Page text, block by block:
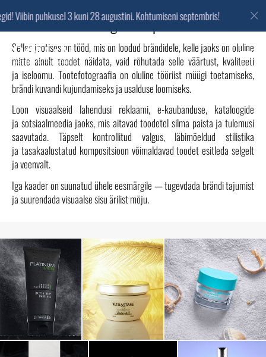
puhkusel 3 kuni 28 augustini. Kohtumiseni septembris!
EE Menüü
Fotod kosmeetikast, ehetest…
Tootefotograafia portfoolio.
Selles jaotises on tööd, mis on loodud brändidele, kelle jaoks on oluline
mitte ainult toodet näidata, vaid rõhutada selle väärtust, kvaliteeti
ja iseloomu. Tootefotograafia on oluline tööriist müügi toetamiseks,
brändi kuvandi kujundamiseks ja usalduse loomiseks.
Loon visuaalseid lahendusi reklaami, e-kaubanduse, kataloogide
ja sotsiaalmeedia jaoks, mis aitavad toodetel silma paista ja tulemusi
saavutada. Täpselt kontrollitud valgus, läbimõeldud stilistika
ja tasakaalustatud kompositsioon võimaldavad toodet esitleda selgelt
ja veenvalt.
Iga kaader on suunatud ühele eesmärgile — tugevdada brändi tajumist
ja suurendada visuaalse sisu ärilist mõju.